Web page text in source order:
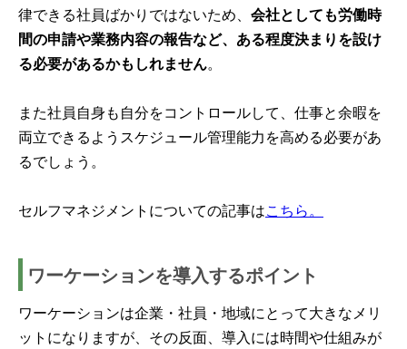
律できる社員ばかりではないため、 会社としても労働時
間の申請や業務内容の報告など、ある程度決まりを設け
る必要があるかもしれません。
また社員自身も自分をコントロールして、仕事と余暇を
両立できるようスケジュール管理能力を高める必要があ
るでしょう。
セルフマネジメントについての記事はこちら。
ワーケーションを導入するポイント
ワーケーションは企業・社員・地域にとって大きなメリ
ットになりますが、その反面、導入には時間や仕組みが